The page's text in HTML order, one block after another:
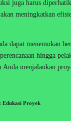
juga harus
meningkatkan
dapat menemukan
hingga
menjalankan
Edukasi Proyek